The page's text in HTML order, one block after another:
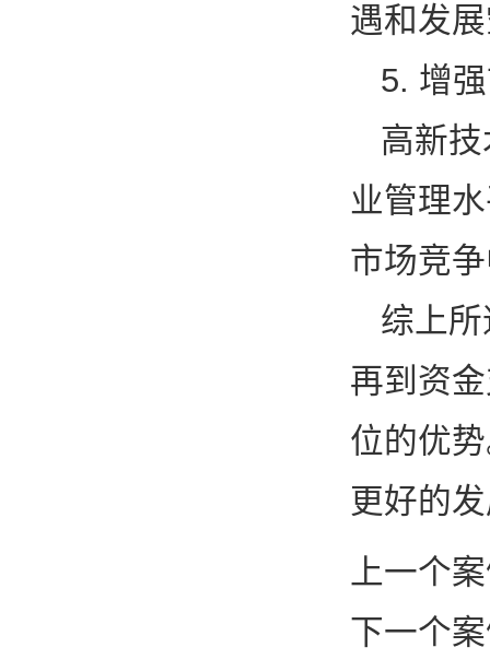
遇和发
5. 增
高新
业管理
市场竞
综上
再到资
位的优
更好的
上一个
下一个